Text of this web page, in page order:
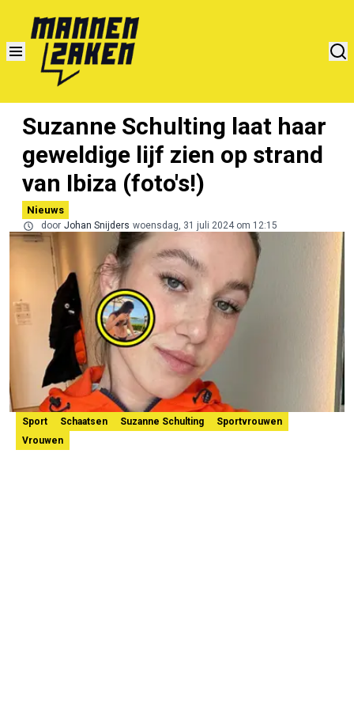
Suzanne Schulting laat haar
geweldige lijf zien op strand
van Ibiza (foto's!)
Nieuws
door Johan Snijders woensdag, 31 juli 2024 om 12:15
Sport Schaatsen Suzanne Schulting
Sportvrouwen
Vrouwen